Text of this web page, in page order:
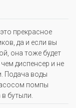
прекрасное
да и если вы
она тоже будет
диспенсер и не
Подача воды
помпы
бутыли.